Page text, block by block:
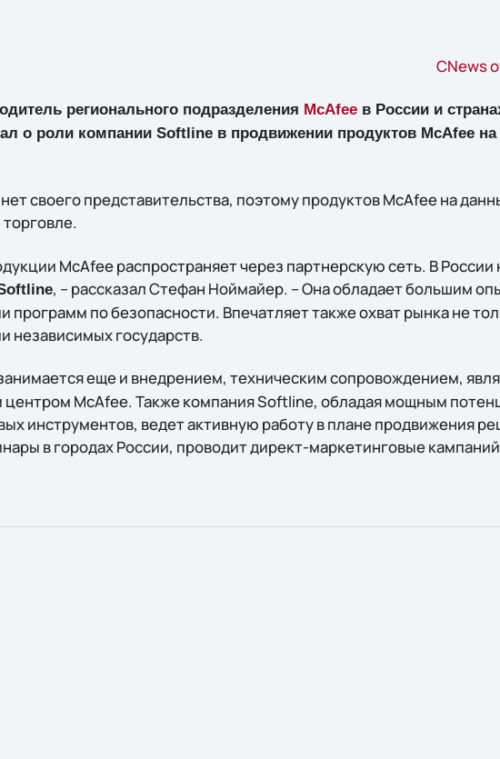
CNews
регионального подразделения McAfeeв России и
о роли компании Softline в продвижении продуктов McAfee на
своего представительства, поэтому продуктов McAfee на
McAfee распространяет через партнерскую сеть. В России
, – рассказал Стефан Ноймайер. – Она обладает большим
программ по безопасности. Впечатляет также охват рынка не
независимых государств.
еще и внедрением, техническим сопровождением,
McAfee. Также компания Softline, обладая мощным
инструментов, ведет активную работу в плане продвижения
в городах России, проводит директ-маркетинговые